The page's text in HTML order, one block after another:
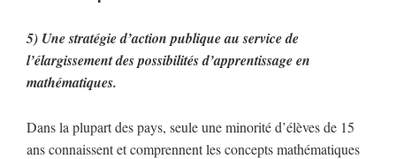
5) Une stratégie d’action publique au service de
l’élargissement des possibilités d’apprentissage en
mathématiques.
Dans la plupart des pays, seule une minorité d’élèves de 15
ans connaissent et comprennent les concepts mathématiques